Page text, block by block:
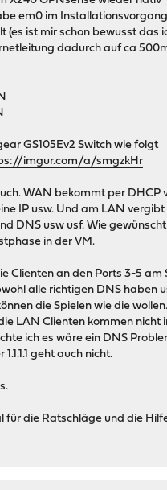
em0 im
(es ist mir schon bewusst das
dadurch auf ca
GS105Ev2 Switch wie folgt
imgur.com/a/smgzkHr
WAN bekommt per DHCP
IP usw. Und am LAN vergibt
DNS usw usf. Wie
in der VM.
Clienten an den Ports 3-5 am
alle richtigen DNS haben
die Spielen wie die
LAN Clienten kommen nicht
ich es wäre ein DNS
geht auch nicht.
für die Ratschläge und die